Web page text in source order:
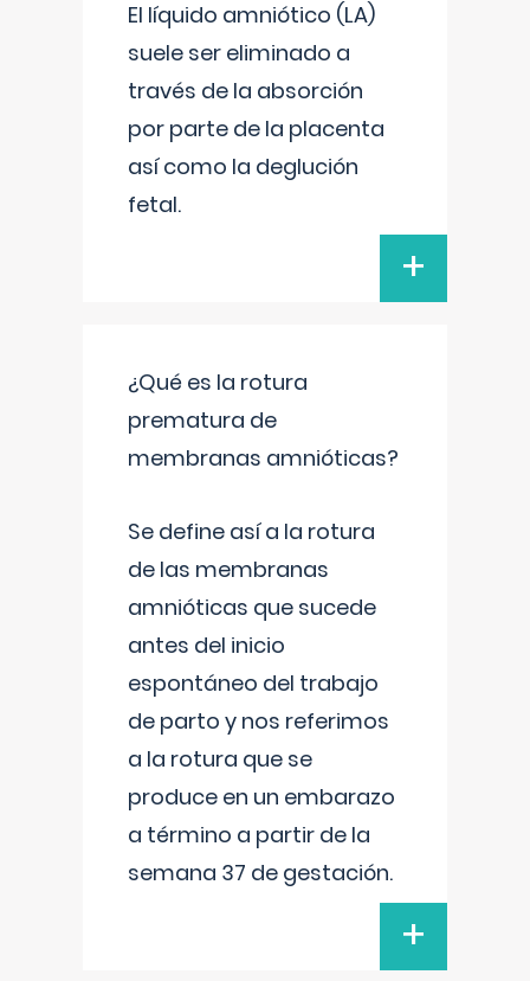
El líquido amniótico (LA)
suele ser eliminado a
través de la absorción
por parte de la placenta
así como la deglución
fetal.
+
¿Qué es la rotura
prematura de
membranas amnióticas?
Se define así a la rotura
de las membranas
amnióticas que sucede
antes del inicio
espontáneo del trabajo
de parto y nos referimos
a la rotura que se
produce en un embarazo
a término a partir de la
semana 37 de gestación.
+